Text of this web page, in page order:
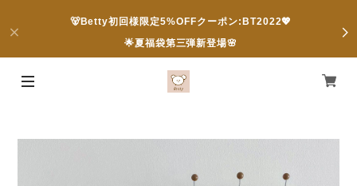
🐻Betty初回様限定5%OFFクーポン:BT2022💖
🌟夏福袋第三弾新登場🌸